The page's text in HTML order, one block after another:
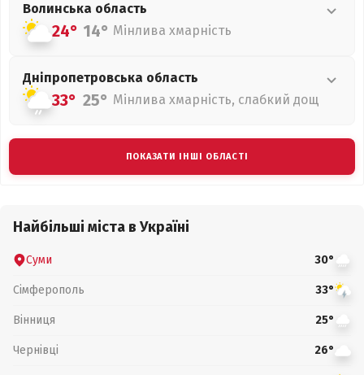
Волинська область
24° 14° Мінлива хмарність
Дніпропетровська область
33° 25° Мінлива хмарність, слабкий дощ
ПОКАЗАТИ ІНШІ ОБЛАСТІ
Найбільші міста в Україні
Суми 30°
Сімферополь 33°
Вінниця 25°
Чернівці 26°